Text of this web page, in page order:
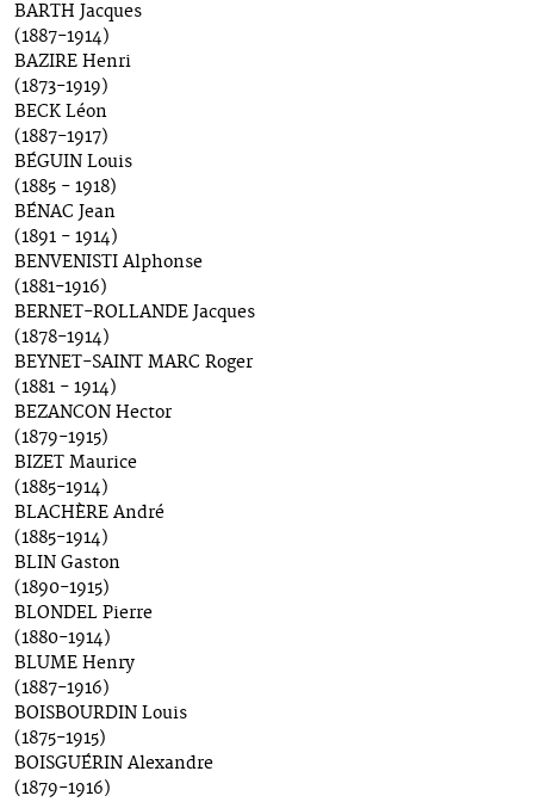
BARTH Jacques
(1887-1914)
BAZIRE Henri
(1873-1919)
BECK Léon
(1887-1917)
BÉGUIN Louis
(1885 - 1918)
BÉNAC Jean
(1891 - 1914)
BENVENISTI Alphonse
(1881-1916)
BERNET-ROLLANDE Jacques
(1878-1914)
BEYNET-SAINT MARC Roger
(1881 - 1914)
BEZANCON Hector
(1879-1915)
BIZET Maurice
(1885-1914)
BLACHÈRE André
(1885-1914)
BLIN Gaston
(1890-1915)
BLONDEL Pierre
(1880-1914)
BLUME Henry
(1887-1916)
BOISBOURDIN Louis
(1875-1915)
BOISGUÉRIN Alexandre
(1879-1916)